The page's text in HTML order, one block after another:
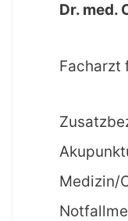
Dr. med.
Facharzt
Medizin/